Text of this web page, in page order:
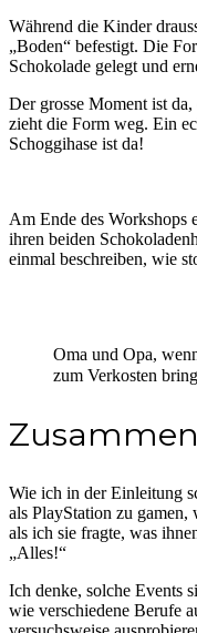
Während die Kinder
„Boden“ befestigt. Die
Schokolade gelegt und
Der grosse Moment ist
zieht die Form weg. Ein
Schoggihase ist da!
Am Ende des Workshops
ihren beiden
einmal beschreiben, wie
Oma und Opa,
zum Verkosten
Wie ich in der Einleitung
als PlayStation zu
als ich sie fragte, was
„Alles!“
Ich denke, solche Events
wie verschiedene Berufe